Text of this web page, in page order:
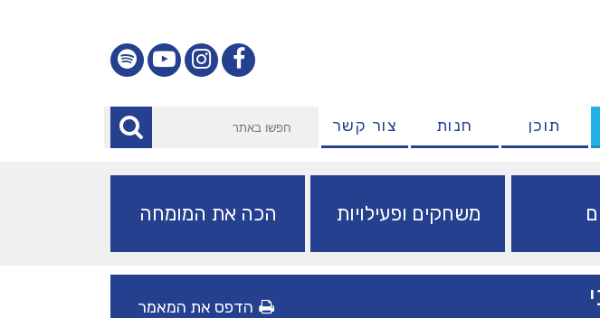
תוכן חנות צור קשר
משחקים ופעילויות הכה את המומחה
הדפס את המאמר